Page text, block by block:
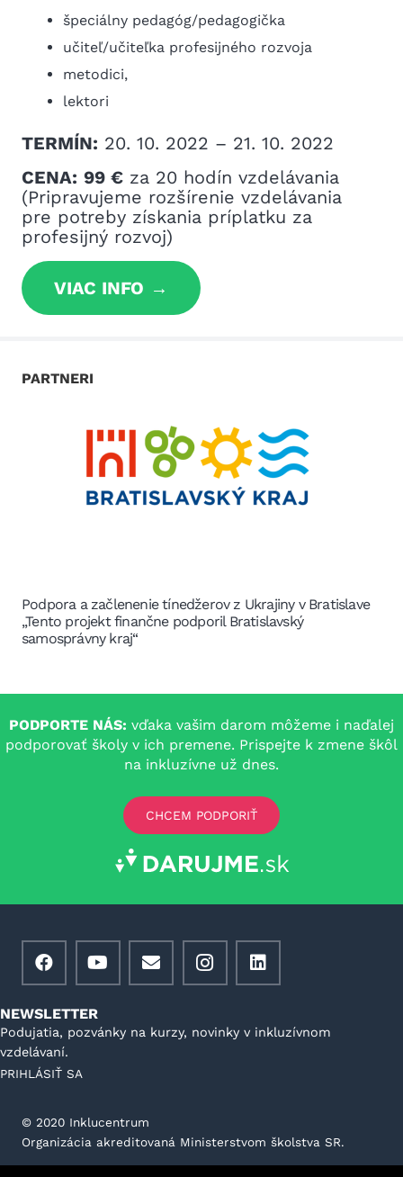
špeciálny pedagóg/pedagogička
učiteľ/učiteľka profesijného rozvoja
metodici,
lektori
TERMÍN: 20. 10. 2022 – 21. 10. 2022
CENA: 99 € za 20 hodín vzdelávania
(Pripravujeme rozšírenie vzdelávania
pre potreby získania príplatku za
profesijný rozvoj)
VIAC INFO
PARTNERI
Podpora a začlenenie tínedžerov z Ukrajiny v Bratislave
„Tento projekt finančne podporil Bratislavský
samosprávny kraj“
PODPORTE NÁS: vďaka vašim darom môžeme i naďalej
podporovať školy v ich premene. Prispejte k zmene škôl
na inkluzívne už dnes.
CHCEM PODPORIŤ
NEWSLETTER
Podujatia, pozvánky na kurzy, novinky v inkluzívnom
vzdelávaní.
PRIHLÁSIŤ SA
©️ 2020 Inklucentrum
Organizácia akreditovaná Ministerstvom školstva SR.